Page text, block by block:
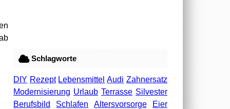
Schlagworte
DIY Rezept Lebensmittel Audi Zahnersatz
Modernisierung Urlaub Terrasse Silvester
Berufsbild
Schlafen Altersvorsorge
Eier